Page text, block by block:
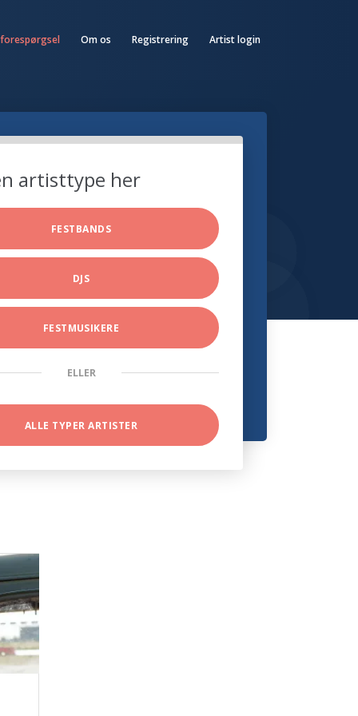
Om os Registrering Artist login
artisttype her
FESTBANDS
DJS
FESTMUSIKERE
ELLER
ALLE TYPER ARTISTER